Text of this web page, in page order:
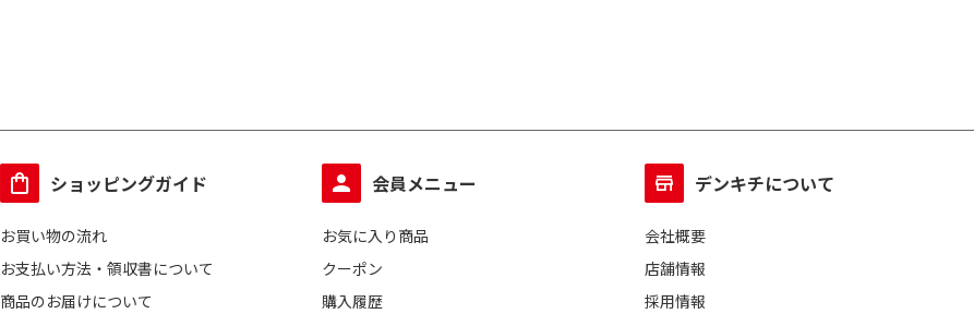
ショッピングガイド
お買い物の流れ
お支払い方法・領収書について
商品のお届けについて
会員メニュー
お気に入り商品
クーポン
購入履歴
デンキチについて
会社概要
店舗情報
採用情報